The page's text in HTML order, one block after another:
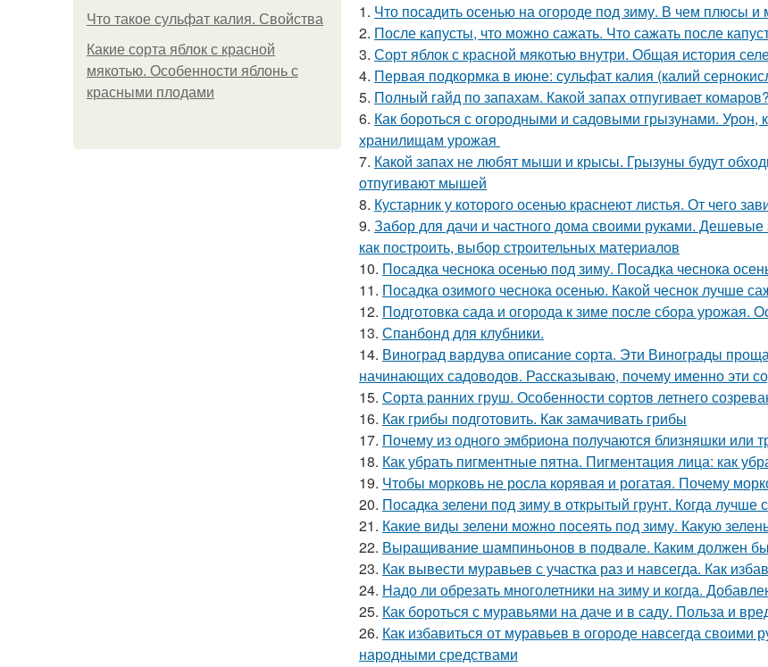
Что такое сульфат калия. Свойства
Какие сорта яблок с красной
мякотью. Особенности яблонь с
красными плодами
1. Что посадить осенью на огороде под зиму. В чем плюсы и
2. После капусты, что можно сажать. Что сажать после
3. Сорт яблок с красной мякотью внутри. Общая история
4. Первая подкормка в июне: сульфат калия (калий
5. Полный гайд по запахам. Какой запах отпугивает комаров?
6. Как бороться с огородными и садовыми грызунами. Урон,
хранилищам урожая
7. Какой запах не любят мыши и крысы. Грызуны будут
отпугивают мышей
8. Кустарник у которого осенью краснеют листья. От чего
9. Забор для дачи и частного дома своими руками.
как построить, выбор строительных материалов
10. Посадка чеснока осенью под зиму. Посадка чеснока
11. Посадка озимого чеснока осенью. Какой чеснок лучше
12. Подготовка сада и огорода к зиме после сбора урожая.
13. Спанбонд для клубники.
14. Виноград вардува описание сорта. Эти Винограды
начинающих садоводов. Рассказываю, почему именно эти
15. Сорта ранних груш. Особенности сортов летнего
16. Как грибы подготовить. Как замачивать грибы
17. Почему из одного эмбриона получаются близняшки или
18. Как убрать пигментные пятна. Пигментация лица: как
19. Чтобы морковь не росла корявая и рогатая. Почему
20. Посадка зелени под зиму в открытый грунт. Когда лучше
21. Какие виды зелени можно посеять под зиму. Какую
22. Выращивание шампиньонов в подвале. Каким должен
23. Как вывести муравьев с участка раз и навсегда. Как
24. Надо ли обрезать многолетники на зиму и когда.
25. Как бороться с муравьями на даче и в саду. Польза и
26. Как избавиться от муравьев в огороде навсегда своими
народными средствами